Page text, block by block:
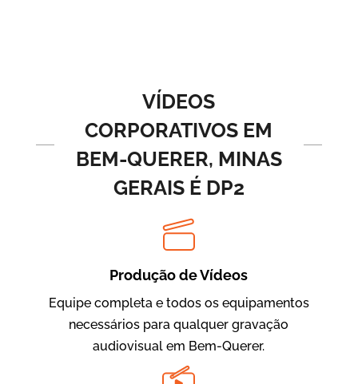
BRF Parceiros
Vídeos de Integração e Segurança
VÍDEOS
CORPORATIVOS EM
BEM-QUERER, MINAS
GERAIS É DP2
Produção de Vídeos
Equipe completa e todos os equipamentos
necessários para qualquer gravação
audiovisual em Bem-Querer.